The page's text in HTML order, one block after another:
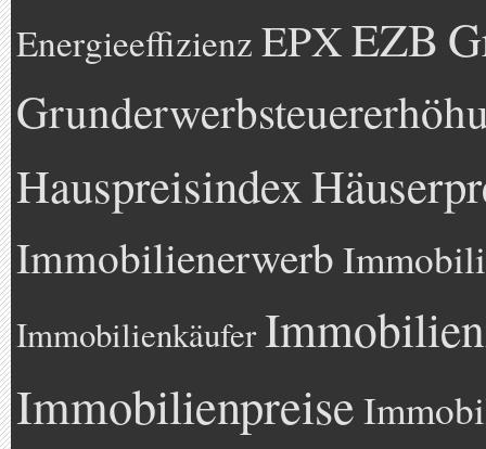
Energieeffizienz EPXEZB
Hauspreisindex
Immobilienerwerb
Immobilienkäufer
Immobilienpreise